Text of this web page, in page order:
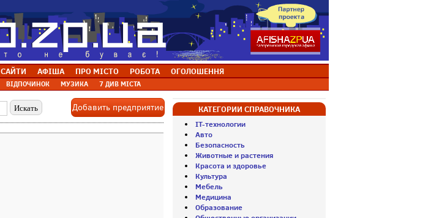
САЙТИ АФІША ПРО МІСТО РОБОТА ОГОЛОШЕННЯ
ВІДПОЧИНОК МУЗИКА 7 ДИВ МІСТА
Добавить предприятие КАТЕГОРИИ СПРАВОЧНИКА
IT-технологии
Авто
Безопасность
Животные и растения
Красота и здоровье
Культура
Мебель
Медицина
Образование